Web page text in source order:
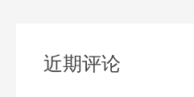
近期评论